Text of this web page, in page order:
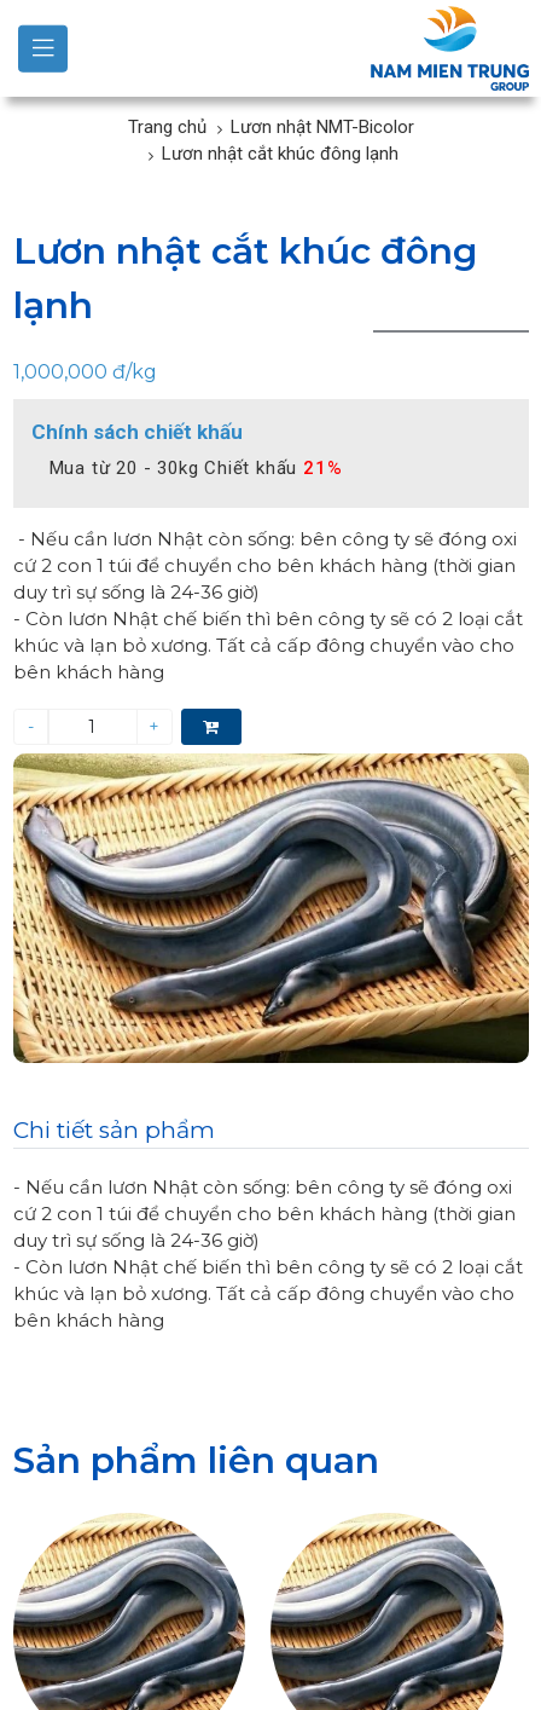
Trang chủ
Lươn nhật NMT-Bicolor
Lươn nhật cắt khúc đông lạnh
Lươn nhật cắt khúc đông
lạnh
1,000,000 đ/kg
Chính sách chiết khấu
Mua từ 20 - 30kg Chiết khấu 21%
- Nếu cần lươn Nhật còn sống: bên công ty sẽ đóng oxi
cứ 2 con 1 túi để chuyển cho bên khách hàng (thời gian
duy trì sự sống là 24-36 giờ)
- Còn lươn Nhật chế biến thì bên công ty sẽ có 2 loại cắt
khúc và lạn bỏ xương. Tất cả cấp đông chuyển vào cho
bên khách hàng
- +
Chi tiết sản phẩm
- Nếu cần lươn Nhật còn sống: bên công ty sẽ đóng oxi
cứ 2 con 1 túi để chuyển cho bên khách hàng (thời gian
duy trì sự sống là 24-36 giờ)
- Còn lươn Nhật chế biến thì bên công ty sẽ có 2 loại cắt
khúc và lạn bỏ xương. Tất cả cấp đông chuyển vào cho
bên khách hàng
Sản phẩm liên quan